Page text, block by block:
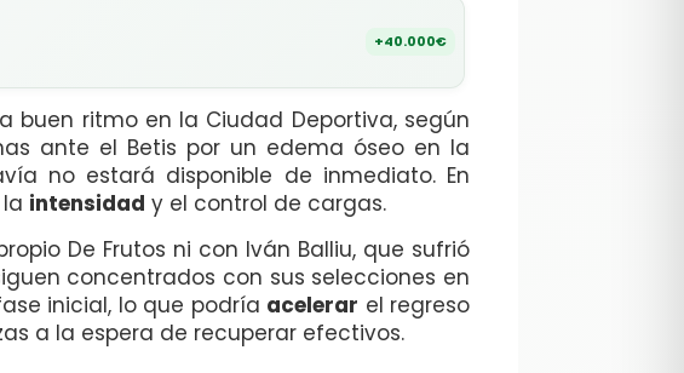
+40.000€
buen ritmo en la Ciudad Deportiva, según
ante el Betis por un edema óseo en la
no estará disponible de inmediato. En
intensidad y el control de cargas.
De Frutos ni con Iván Balliu, que sufrió
concentrados con sus selecciones en
inicial, lo que podría acelerar el regreso
a la espera de recuperar efectivos.